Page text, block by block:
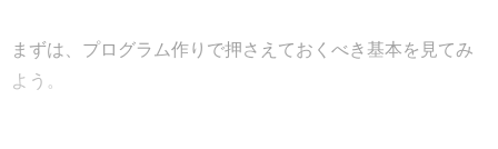
まずは、プログラム作りで押さえておくべき基本を見てみ
よう。